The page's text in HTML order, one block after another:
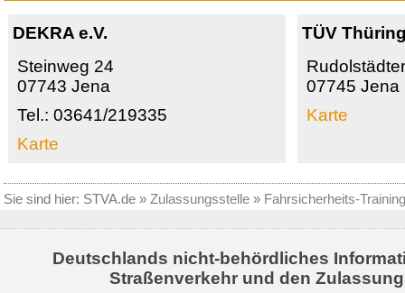
DEKRA e.V.
Steinweg 24
07743 Jena
Tel.: 03641/219335
Karte
TÜV
07745 Jena
Karte
Sie sind hier: STVA.de » Zulassungsstelle » Fahrsicherheits-
Deutschlands nicht-behördliches
Straßenverkehr und den